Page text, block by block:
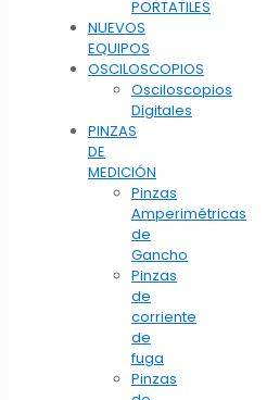
PORTATILES
NUEVOS
EQUIPOS
OSCILOSCOPIOS
Osciloscopios
Digitales
PINZAS
DE
MEDICIÓN
Pinzas
Amperimétricas
de
Gancho
Pinzas
de
corriente
de
fuga
Pinzas